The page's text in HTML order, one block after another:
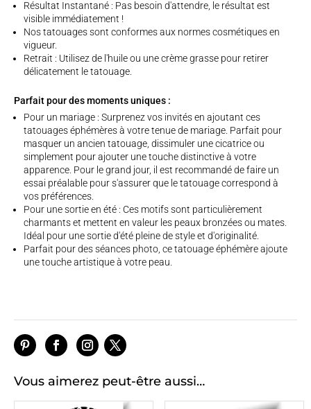
Résultat Instantané : Pas besoin d'attendre, le résultat est
visible immédiatement !
Nos tatouages sont conformes aux normes cosmétiques en
vigueur.
Retrait : Utilisez de l'huile ou une crème grasse pour retirer
délicatement le tatouage.
Parfait pour des moments uniques :
Pour un mariage : Surprenez vos invités en ajoutant ces
tatouages éphémères à votre tenue de mariage. Parfait pour
masquer un ancien tatouage, dissimuler une cicatrice ou
simplement pour ajouter une touche distinctive à votre
apparence. Pour le grand jour, il est recommandé de faire un
essai préalable pour s'assurer que le tatouage correspond à
vos préférences.
Pour une sortie en été : Ces motifs sont particulièrement
charmants et mettent en valeur les peaux bronzées ou mates.
Idéal pour une sortie d'été pleine de style et d'originalité.
Parfait pour des séances photo, ce tatouage éphémère ajoute
une touche artistique à votre peau.
Vous aimerez peut-être aussi…